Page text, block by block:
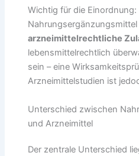
Wichtig für die Einordnung:
arzneimittelrechtliche
lebensmittelrechtlich
sein – eine
Arzneimittelstudien ist
Unterschied zwischen
und Arzneimittel
Der zentrale Unterschied